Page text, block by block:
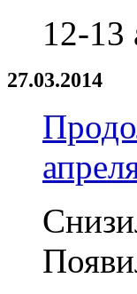
12-13
27.03.2014